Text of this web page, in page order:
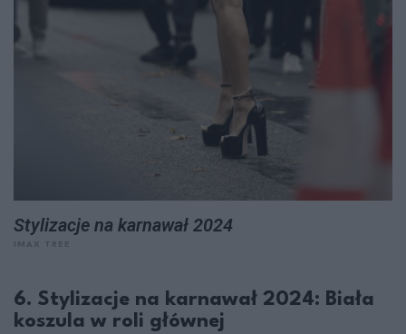
Stylizacje na karnawał 2024
6. Stylizacje na karnawał 2024: Biała
koszula w roli głównej